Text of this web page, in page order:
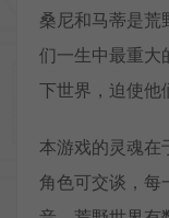
桑尼和马蒂是荒
们一生中最重大
下世界，迫使他
本游戏的灵魂在
角色可交谈，每